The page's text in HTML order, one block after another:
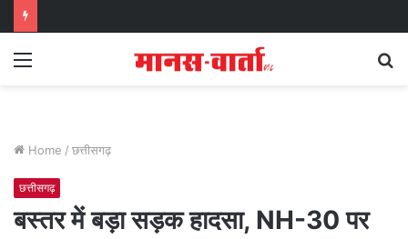
Menu
Home / छत्तीसगढ़
छत्तीसगढ़
बस्तर में बड़ा सड़क हादसा, NH-30 पर